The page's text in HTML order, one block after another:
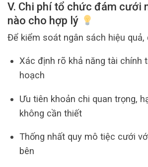
V. Chi phí tổ chức đám cưới
nào cho hợp lý
Để kiểm soát ngân sách hiệu quả,
Xác định rõ khả năng tài chính
hoạch
Ưu tiên khoản chi quan trọng,
không cần thiết
Thống nhất quy mô tiệc cưới
bên